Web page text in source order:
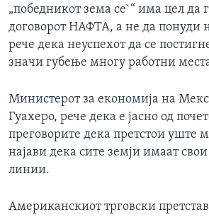
„победникот зема се`“ има цел да
договорот НАФТА, а не да понуди
рече дека неуспехот да се
значи губење многу работни
Министерот за економија на
Гуахеро, рече дека е јасно од
преговорите дека претстои уште
најави дека сите земји имаат
линии.
Американскиот трговски